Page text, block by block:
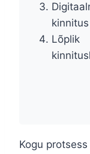
kinnitus
Lõplik
Kogu